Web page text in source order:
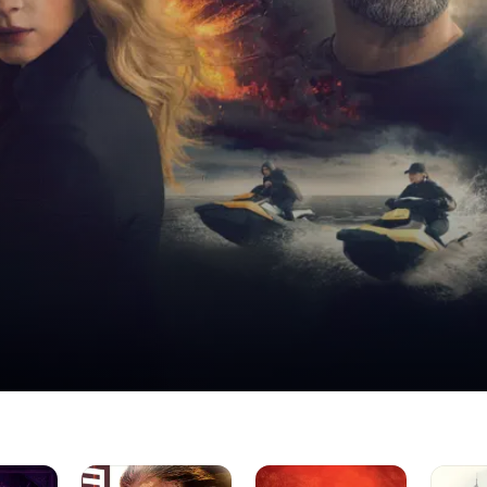
Миссия:
РЭД
Миссия